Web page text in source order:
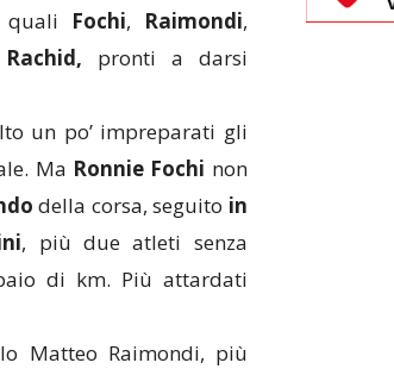
Fochi, Raimondi,
pronti a darsi
un po’ impreparati gli
Ma Ronnie Fochi non
della corsa, seguito in
, più due atleti senza
di km. Più attardati
Matteo Raimondi, più